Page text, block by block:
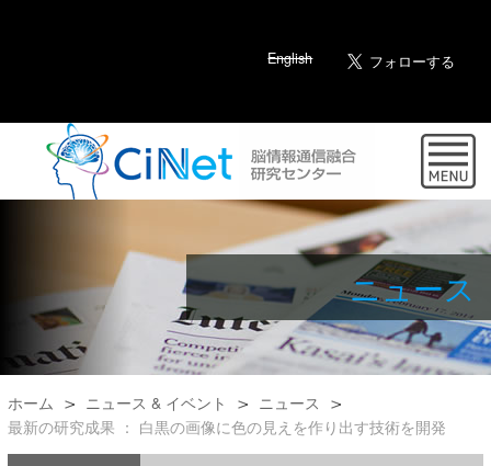
English
ニュース
ホーム ニュース & イベント
ニュース
最新の研究成果 ： 白黒の画像に色の見えを作り出す技術を開発